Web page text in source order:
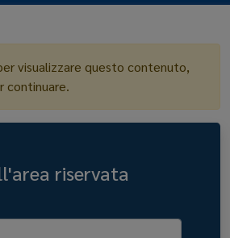
visualizzare questo contenuto,
continuare.
riservata